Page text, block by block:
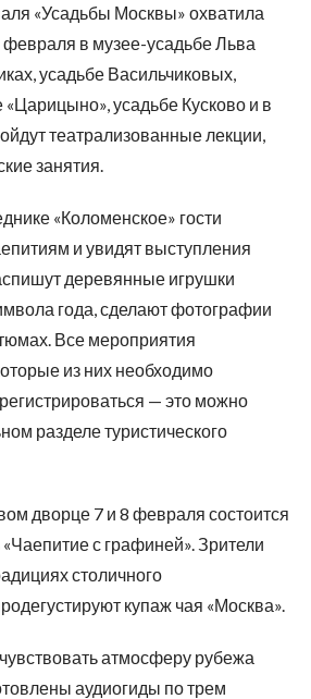
«Усадьбы Москвы» охватила
в музее-усадьбе Льва
усадьбе Васильчиковых,
усадьбе Кусково и в
театрализованные лекции,
занятия.
«Коломенское» гости
и увидят выступления
деревянные игрушки
года, сделают фотографии
Все мероприятия
из них необходимо
— это можно
разделе туристического
дворце 7 и 8 февраля состоится
с графиней». Зрители
столичного
купаж чая «Москва».
атмосферу рубежа
аудиогиды по трем